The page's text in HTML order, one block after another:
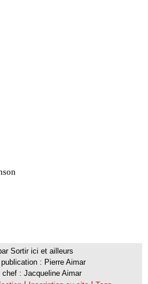
Sortir ici et ailleurs
: Pierre Aimar
chef : Jacqueline Aimar